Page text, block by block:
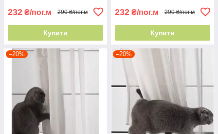
232 ₴/пог.м 290 ₴/пог.м
Купити
232 ₴/пог.м 290 ₴/пог.м
Купити
–20% –20%